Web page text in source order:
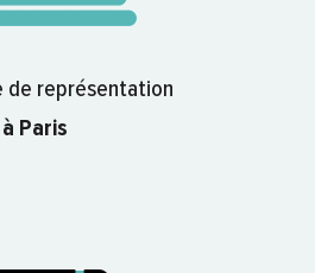
de représentation
à Paris